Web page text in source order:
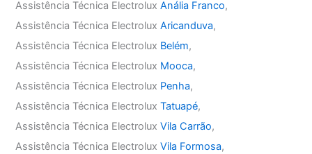
Assistência Técnica ElectroluxAnália Franco,
Assistência Técnica ElectroluxAricanduva,
Assistência Técnica Electrolux Belém,
Assistência Técnica Electrolux Mooca,
Assistência Técnica Electrolux Penha,
Assistência Técnica ElectroluxTatuapé,
Assistência Técnica ElectroluxVila Carrão,
Assistência Técnica ElectroluxVila Formosa,